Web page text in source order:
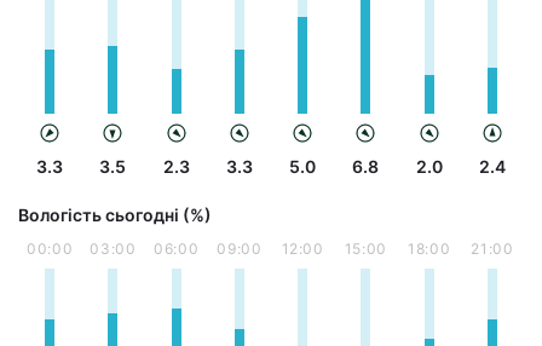
3.3 3.5 2.3 3.3 5.0 6.8 2.0 2.4
Вологість сьогодні (%)
00:00 03:00 06:00 09:00 12:00 15:00 18:00 21:00